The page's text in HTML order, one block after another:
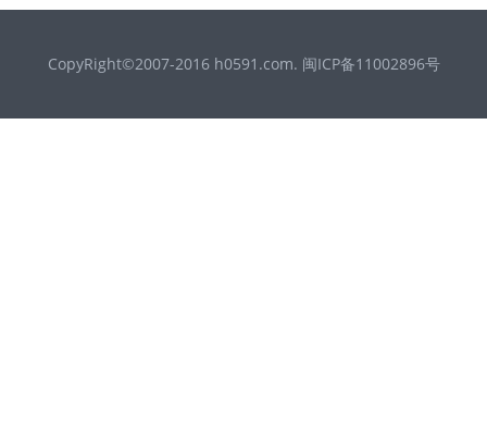
CopyRight©2007-2016 h0591.com. 闽ICP备11002896号